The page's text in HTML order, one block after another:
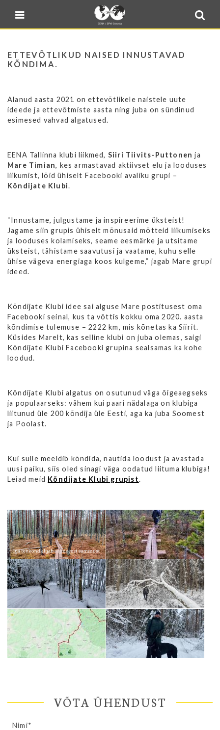
Sulge menüü
Blogi
E-pood
ETTEVÕTLIKUD NAISED INNUSTAVAD
KÕNDIMA.
Alanud aasta 2021 on ettevõtlikele naistele uute
ideede ja ettevõtmiste aasta ning juba on sündinud
esimesed vahvad algatused.
EENA Tallinna klubi liikmed, Siiri Tiivits-Puttonen ja
Mare Timian, kes armastavad aktiivset elu ja looduses
liikumist, lõid ühiselt Facebooki avaliku grupi –
Kõndijate Klubi.
“Innustame, julgustame ja inspireerime üksteist!
Jagame siin grupis ühiselt mõnusaid mõtteid liikumiseks
ja looduses kolamiseks, seame eesmärke ja utsitame
üksteist, tähistame saavutusi ja vaatame, kuhu selle
ühise vägeva energiaga koos kulgeme,” jagab Mare grupi
ideed.
Kõndijate Klubi idee sai alguse Mare postitusest oma
Facebooki seinal, kus ta võttis kokku oma 2020. aasta
kõndimise tulemuse – 2222 km, mis kõnetas ka Siirit.
Küsides Marelt, kas selline klubi on juba olemas, saigi
Kõndijate Klubi Facebooki grupina sealsamas ka kohe
loodud.
Kõndijate Klubi algatus on osutunud väga õigeaegseks
ja populaarseks: vähem kui paari nädalaga on klubiga
liitunud üle 200 kõndija üle Eesti, aga ka juba Soomest
ja Poolast.
Kui sulle meeldib kõndida, nautida loodust ja avastada
uusi paiku, siis oled sinagi väga oodatud liituma klubiga!
Leiad meid Kõndijate Klubi grupist.
VÕTA ÜHENDUST
Nimi*